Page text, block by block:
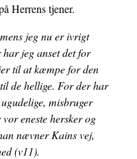
Herrens tjener.
jeg nu er ivrigt
jeg anset det for
til at kæmpe for den
de hellige. For der har
misbruger
eneste hersker og
nævner Kains vej,
(v11).